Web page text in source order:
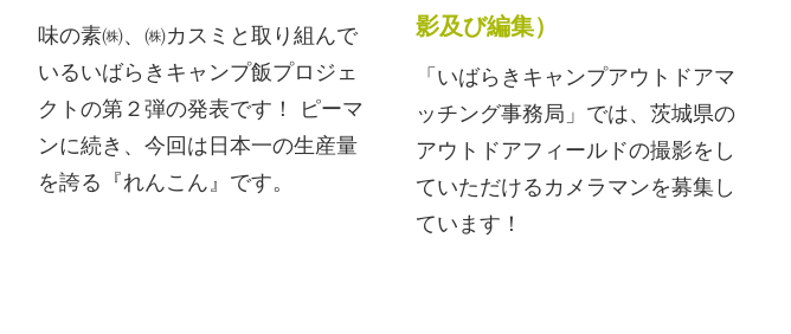
味の素㈱、㈱カスミと取り組んで
いるいばらきキャンプ飯プロジェ
クトの第２弾の発表です！ ピーマ
ンに続き、今回は日本一の生産量
を誇る『れんこん』です。
影及び編集）
「いばらきキャンプアウトドアマ
ッチング事務局」では、茨城県の
アウトドアフィールドの撮影をし
ていただけるカメラマンを募集し
ています！